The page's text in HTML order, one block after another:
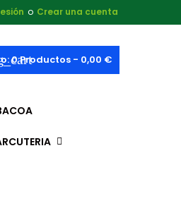
o Crear una cuenta
0Productos - 0,00 €